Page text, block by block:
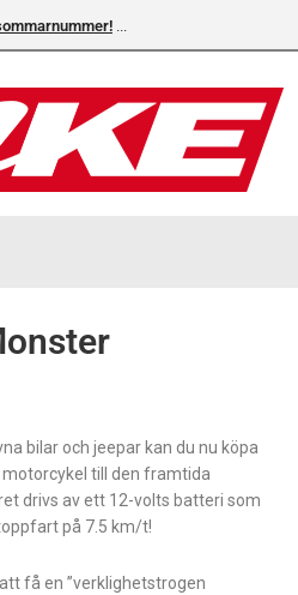
bilar och jeepar kan du nu köpa
till den framtida
drivs av ett 12-volts batteri som
på 7.5 km/t!
få en ”verklighetstrogen